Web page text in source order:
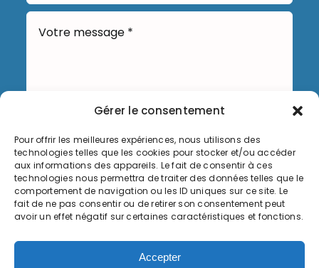
Gérer le consentement
Pour offrir les meilleures expériences, nous utilisons des
technologies telles que les cookies pour stocker et/ou accéder
aux informations des appareils. Le fait de consentir à ces
technologies nous permettra de traiter des données telles que le
comportement de navigation ou les ID uniques sur ce site. Le
fait de ne pas consentir ou de retirer son consentement peut
avoir un effet négatif sur certaines caractéristiques et fonctions.
Accepter
Envoyer
Informations légales
Politique de cookies (UE)